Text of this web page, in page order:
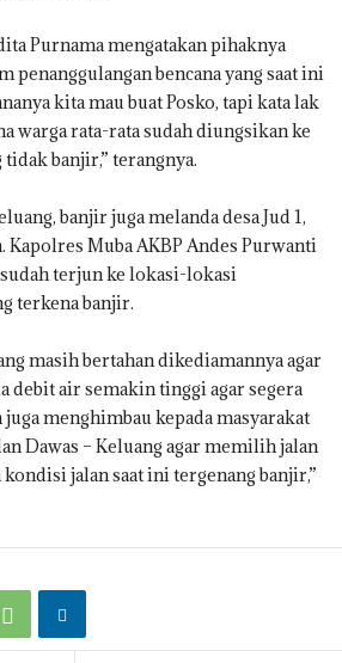
Purnama mengatakan pihaknya
penanggulangan bencana yang saat ini
kita mau buat Posko, tapi kata lak
warga rata-rata sudah diungsikan ke
banjir,” terangnya.
banjir juga melanda desa Jud 1,
Kapolres Muba AKBP Andes Purwanti
terjun ke lokasi-lokasi
terkena banjir.
masih bertahan dikediamannya agar
debit air semakin tinggi agar segera
menghimbau kepada masyarakat
Dawas – Keluang agar memilih jalan
jalan saat ini tergenang banjir,”